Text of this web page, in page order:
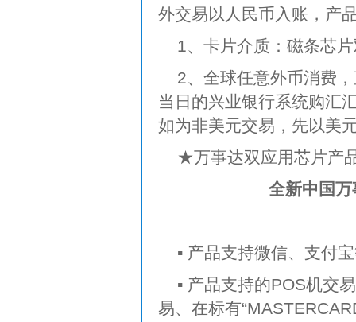
外交易以人民币入账，产
1、卡片介质：磁条芯
2、全球任意外币消费
当日的兴业银行系统购汇
如为非美元交易，先以美
★万事达双应用芯片产
全新中国
▪ 产品支持微信、支付
▪ 产品支持的POS机交
易、在标有